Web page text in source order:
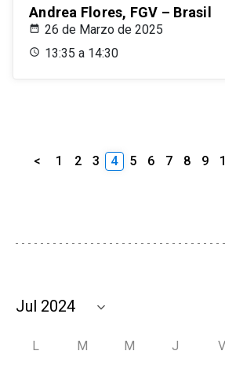
Andrea Flores, FGV – Brasil
26 de Marzo de 2025
13:35 a 14:30
< 1 2 3 4 5 6 7 8 9
L M M J V